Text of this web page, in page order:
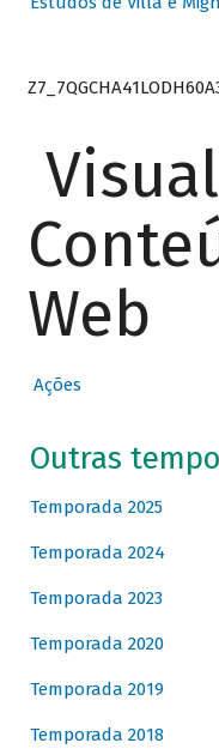
Web
Ações
Outras
Temporada 2025
Temporada 2024
Temporada 2023
Temporada 2020
Temporada 2019
Temporada 2018